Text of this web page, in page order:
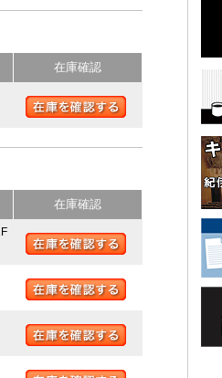
在庫確認
在庫確認